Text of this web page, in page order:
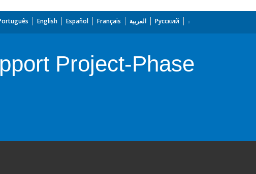
English Español Français العربية Русский
Project-Phase